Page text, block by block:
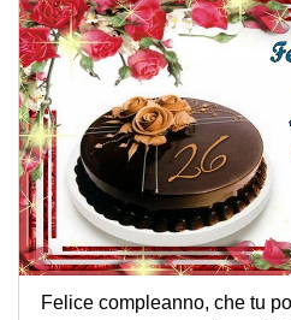
Felice compleanno, che tu